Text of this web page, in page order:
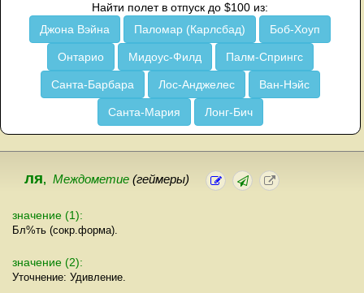
Найти полет в отпуск до $100 из:
Джона Вэйна
Паломар (Карлсбад) Боб-Хоуп
Онтарио Мидоус-Филд Палм-Спрингс
Санта-Барбара Лос-Анджелес Ван-Нэйс
Санта-Мария Лонг-Бич
ля, Междометие (геймеры)
значение (1):
Бл%ть (сокр.форма).
значение (2):
Уточнение: Удивление.